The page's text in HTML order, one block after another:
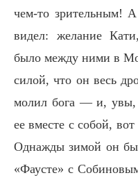
чем-то зрительным!
видел: желание
было между ними в
силой, что он весь
молил бога — и, увы,
ее вместе с собой,
Однажды зимой он
«Фаусте» с